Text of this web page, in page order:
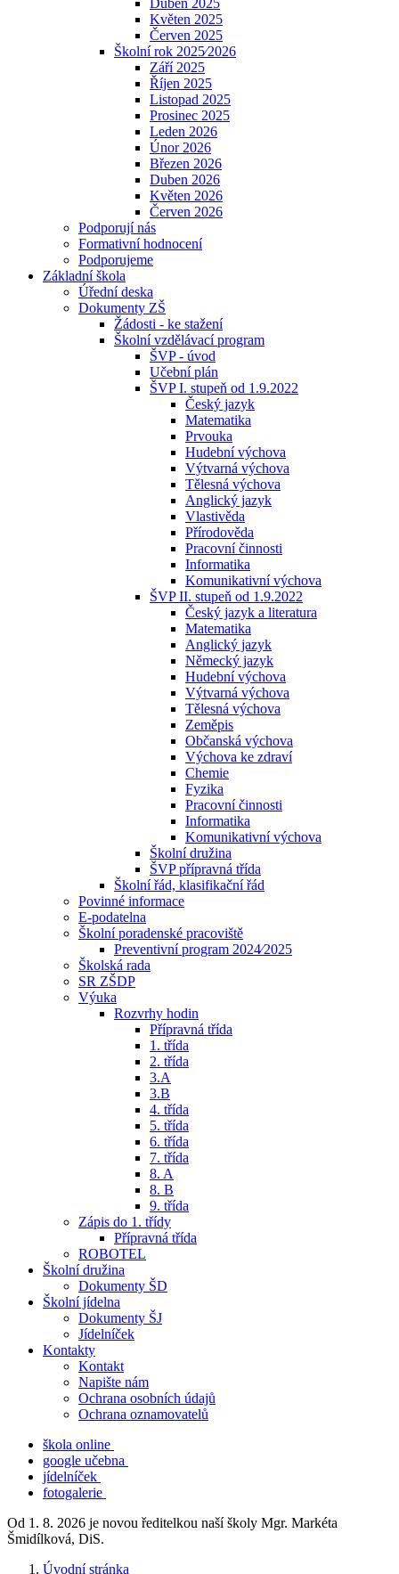
Duben 2025
Květen 2025
Červen 2025
Školní rok 2025⁄2026
Září 2025
Říjen 2025
Listopad 2025
Prosinec 2025
Leden 2026
Únor 2026
Březen 2026
Duben 2026
Květen 2026
Červen 2026
Podporují nás
Formativní hodnocení
Podporujeme
Základní škola
Úřední deska
Dokumenty ZŠ
Žádosti - ke stažení
Školní vzdělávací program
ŠVP - úvod
Učební plán
ŠVP I. stupeň od 1.9.2022
Český jazyk
Matematika
Prvouka
Hudební výchova
Výtvarná výchova
Tělesná výchova
Anglický jazyk
Vlastivěda
Přírodověda
Pracovní činnosti
Informatika
Komunikativní výchova
ŠVP II. stupeň od 1.9.2022
Český jazyk a literatura
Matematika
Anglický jazyk
Německý jazyk
Hudební výchova
Výtvarná výchova
Tělesná výchova
Zeměpis
Občanská výchova
Výchova ke zdraví
Chemie
Fyzika
Pracovní činnosti
Informatika
Komunikativní výchova
Školní družina
ŠVP přípravná třída
Školní řád, klasifikační řád
Povinné informace
E-podatelna
Školní poradenské pracoviště
Preventivní program 2024⁄2025
Školská rada
SR ZŠDP
Výuka
Rozvrhy hodin
Přípravná třída
1. třída
2. třída
3.A
3.B
4. třída
5. třída
6. třída
7. třída
8. A
8. B
9. třída
Zápis do 1. třídy
Přípravná třída
ROBOTEL
Školní družina
Dokumenty ŠD
Školní jídelna
Dokumenty ŠJ
Jídelníček
Kontakty
Kontakt
Napište nám
Ochrana osobních údajů
Ochrana oznamovatelů
škola online
google učebna
jídelníček
fotogalerie
Od 1. 8. 2026 je novou ředitelkou naší školy Mgr. Markéta
Šmidílková, DiS.
Úvodní stránka